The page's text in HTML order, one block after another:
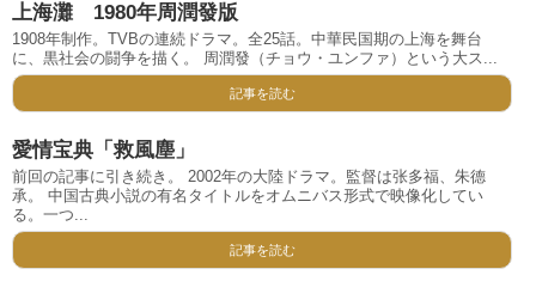
上海灘 1980年周潤發版
1908年制作。TVBの連続ドラマ。全25話。中華民国期の上海を舞台
に、黒社会の闘争を描く。 周潤發（チョウ・ユンファ）という大ス...
記事を読む
愛情宝典「救風塵」
前回の記事に引き続き。 2002年の大陸ドラマ。監督は张多福、朱德
承。 中国古典小説の有名タイトルをオムニバス形式で映像化してい
る。一つ...
記事を読む